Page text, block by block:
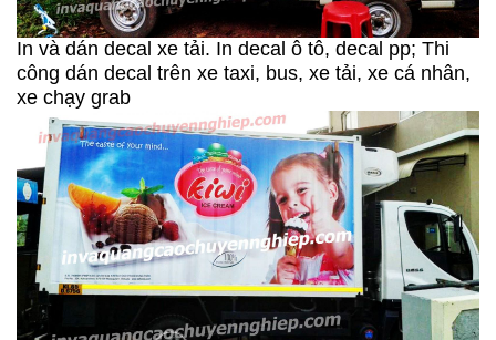
In và dán decal xe tải. In decal ô tô, decal pp; Thi
công dán decal trên xe taxi, bus, xe tải, xe cá nhân,
xe chạy grab